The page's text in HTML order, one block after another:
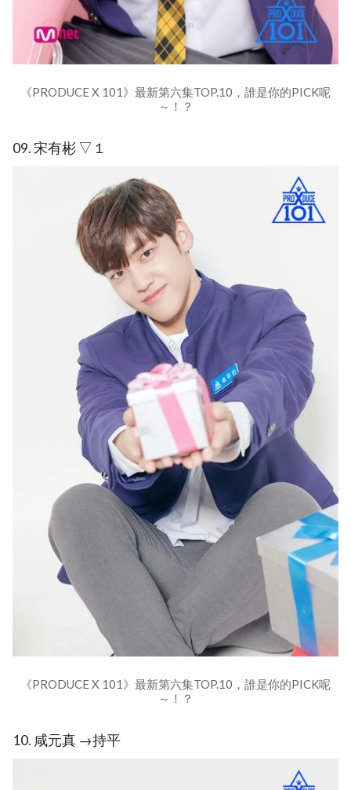
《PRODUCE X 101》最新第六集TOP.10，誰是你的PICK呢
～！？
09. 宋有彬 ▽１
《PRODUCE X 101》最新第六集TOP.10，誰是你的PICK呢
～！？
10. 咸元真 →持平